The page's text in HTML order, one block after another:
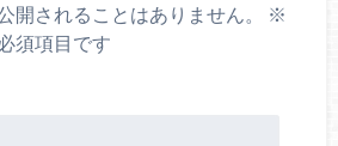
開されることはありません。
※
須項目です